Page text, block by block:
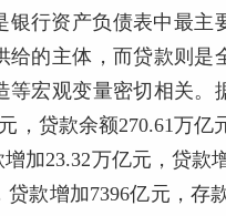
银行资产负债表中最主
的主体，而贷款则是
宏观变量密切相关。
，贷款余额270.61万亿
加23.32万亿元，贷款
款增加7396亿元，存